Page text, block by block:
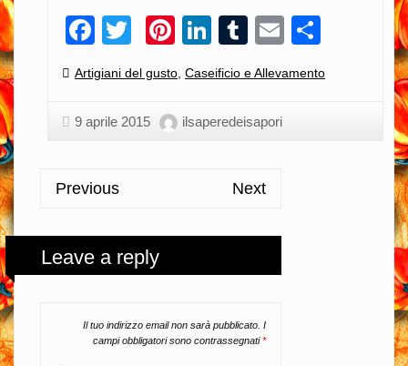
Facebook
TwitterPinterest
LinkedIn
Tumblr
Email
Categories:
Artigiani del gusto, Caseificio e Allevamento
9 aprile 2015 ilsaperedeisapori
Previous Next
Leave a reply
Il tuo indirizzo email non sarà pubblicato. I
campi obbligatori sono contrassegnati*